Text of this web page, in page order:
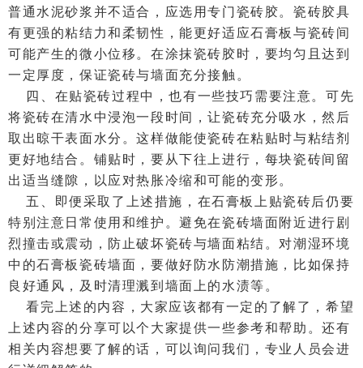
普通水泥砂浆并不适合，应选用专门瓷砖胶。瓷砖胶具
有更强的粘结力和柔韧性，能更好适应石膏板与瓷砖间
可能产生的微小位移。在涂抹瓷砖胶时，要均匀且达到
一定厚度，保证瓷砖与墙面充分接触。
四、在贴瓷砖过程中，也有一些技巧需要注意。可先
将瓷砖在清水中浸泡一段时间，让瓷砖充分吸水，然后
取出晾干表面水分。这样做能使瓷砖在粘贴时与粘结剂
更好地结合。铺贴时，要从下往上进行，每块瓷砖间留
出适当缝隙，以应对热胀冷缩和可能的变形。
五、即便采取了上述措施，在石膏板上贴瓷砖后仍要
特别注意日常使用和维护。避免在瓷砖墙面附近进行剧
烈撞击或震动，防止破坏瓷砖与墙面粘结。对潮湿环境
中的石膏板瓷砖墙面，要做好防水防潮措施，比如保持
良好通风，及时清理溅到墙面上的水渍等。
看完上述的内容，大家应该都有一定的了解了，希望
上述内容的分享可以个大家提供一些参考和帮助。还有
相关内容想要了解的话，可以询问我们，专业人员会进